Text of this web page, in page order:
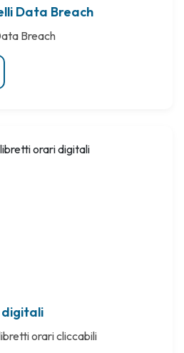
Data Breach
Breach
digitali
orari cliccabili